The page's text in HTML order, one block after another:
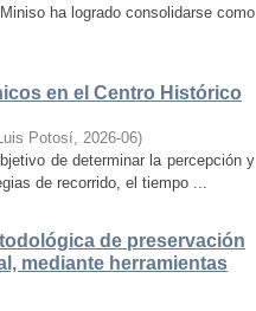
ha logrado consolidarse como
en el Centro Histórico
Potosí, 2026-06)
de determinar la percepción y
de recorrido, el tiempo ...
de preservación
mediante herramientas